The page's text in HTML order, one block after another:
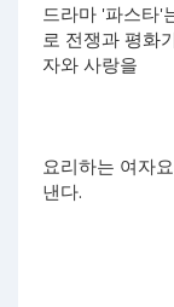
드라마 '파스타'
로 전쟁과 평화
자와 사랑을
요리하는 여자
낸다.